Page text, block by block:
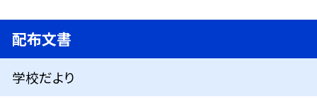
配布文書
学校だより